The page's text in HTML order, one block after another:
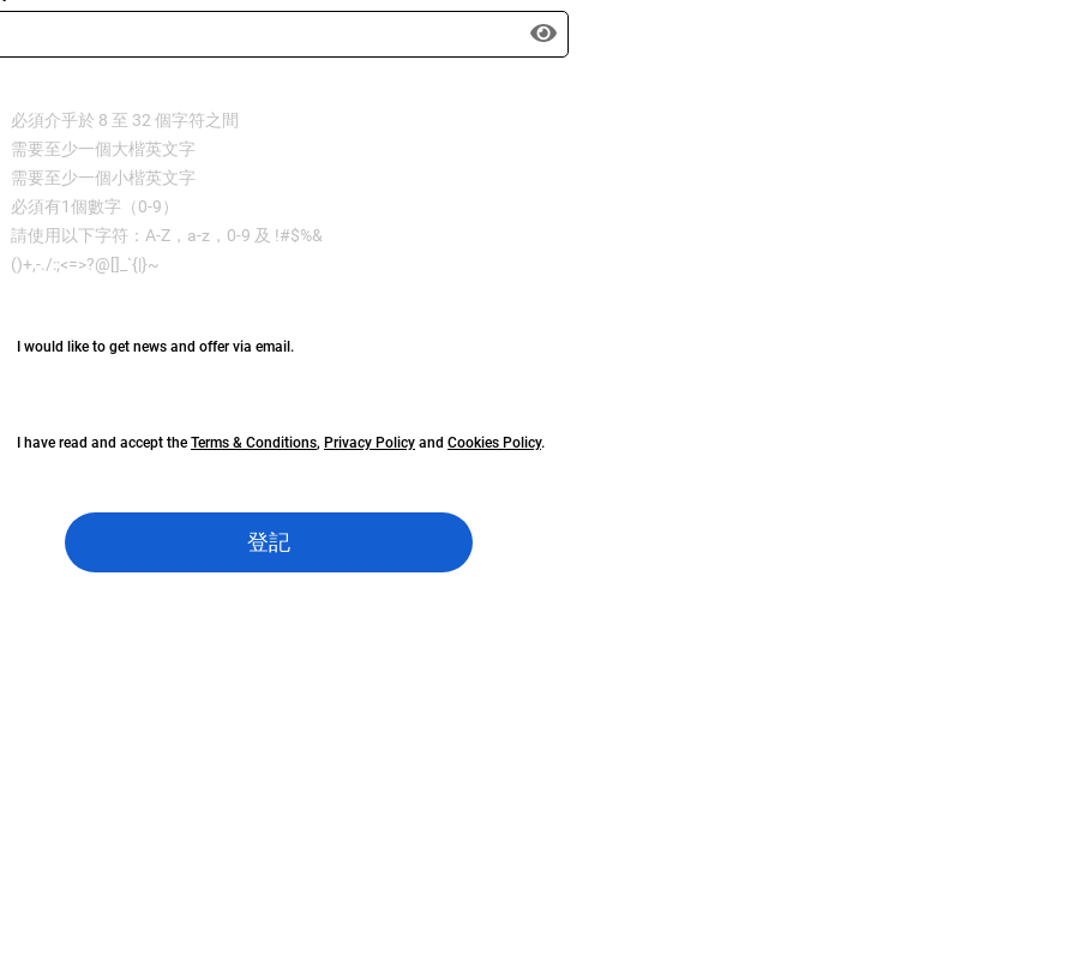
必須介乎於 8 至 32 個字符之間
需要至少一個大楷英文字
需要至少一個小楷英文字
必須有1個數字（0-9）
請使用以下字符：A-Z，a-z，0-9 及 !#$%&
()+,-./:;<=>?@[]_`{|}~
I would like to get news and offer via email.
I have read and accept the Terms & Conditions, Privacy Policy and Cookies Policy.
登記